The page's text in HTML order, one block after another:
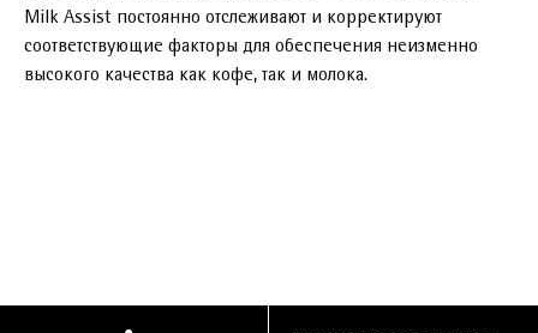
Milk Assist постоянно отслеживают и корректируют
соответствующие факторы для обеспечения неизменно
высокого качества как кофе, так и молока.